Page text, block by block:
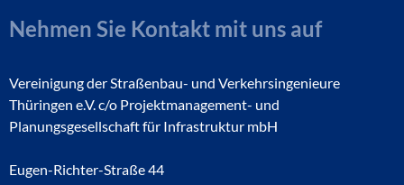
Nehmen Sie Kontakt mit uns auf
Vereinigung der Straßenbau- und Verkehrsingenieure
Thüringen e.V. c/o Projektmanagement- und
Planungsgesellschaft für Infrastruktur mbH
Eugen-Richter-Straße 44